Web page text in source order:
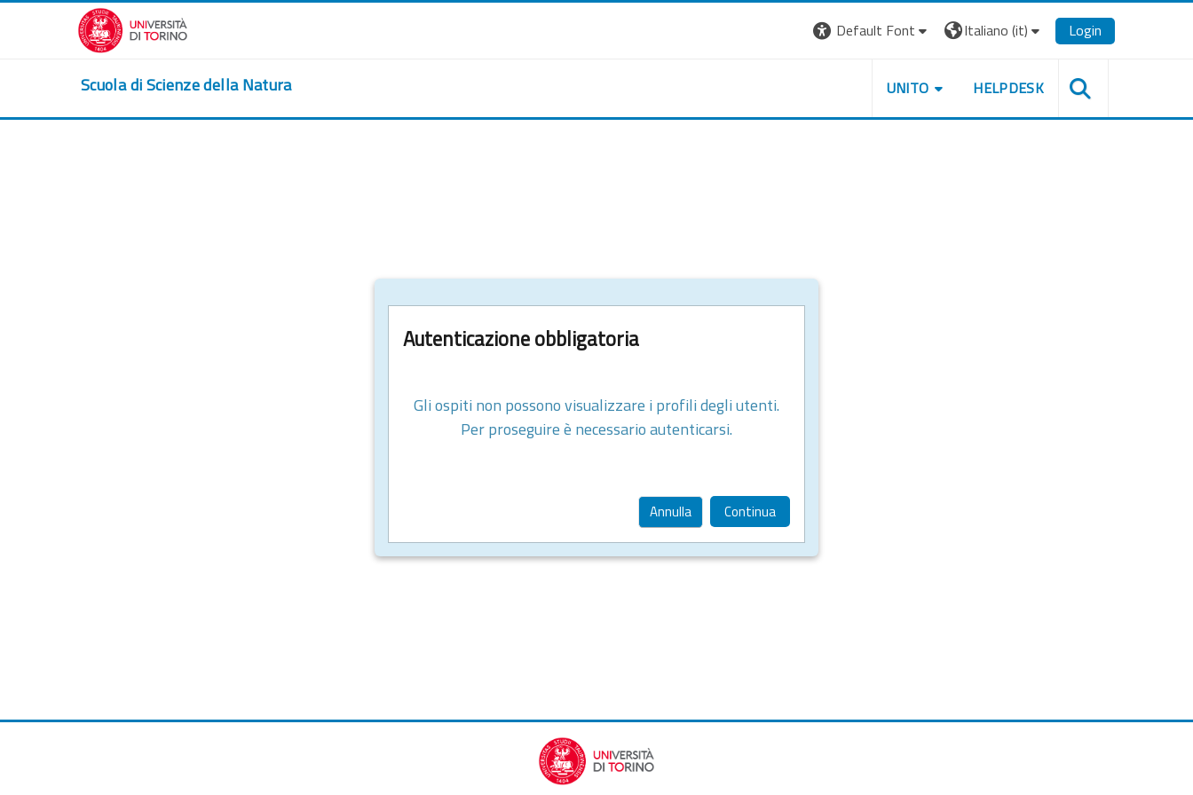
Vai al contenuto principale
Default Font
Italiano ‎(it)‎ Login
Scuola di Scienze della Natura UNITO HELPDESK
Autenticazione obbligatoria
Gli ospiti non possono visualizzare i profili degli utenti.
Per proseguire è necessario autenticarsi.
Annulla Continua